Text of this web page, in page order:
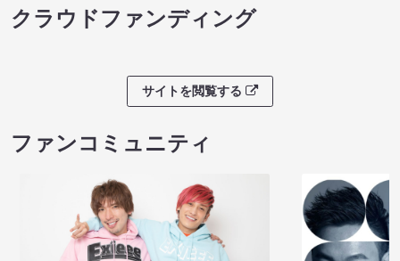
クラウドファンディング
サイトを閲覧する
ファンコミュニティ